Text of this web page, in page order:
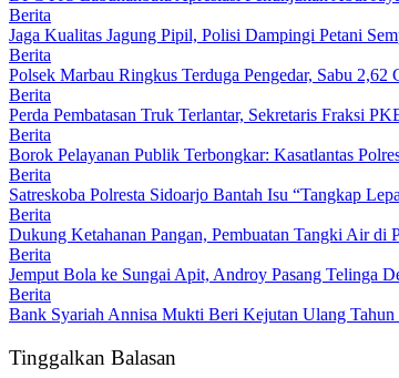
Berita
Jaga Kualitas Jagung Pipil, Polisi Dampingi Petani
Berita
Polsek Marbau Ringkus Terduga Pengedar, Sabu
Berita
Perda Pembatasan Truk Terlantar, Sekretaris Fraksi
Berita
Borok Pelayanan Publik Terbongkar: Kasatlantas
Berita
Satreskoba Polresta Sidoarjo Bantah Isu “Tangkap
Berita
Dukung Ketahanan Pangan, Pembuatan Tangki Air di
Berita
Jemput Bola ke Sungai Apit, Androy Pasang Telinga
Berita
Bank Syariah Annisa Mukti Beri Kejutan Ulang
Tinggalkan Balasan